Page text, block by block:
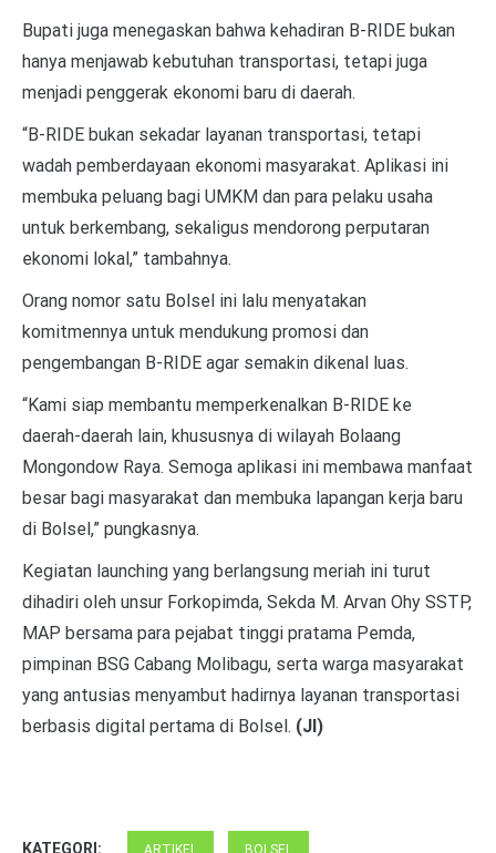
Bupati juga menegaskan bahwa kehadiran B-RIDE bukan
hanya menjawab kebutuhan transportasi, tetapi juga
menjadi penggerak ekonomi baru di daerah.
“B-RIDE bukan sekadar layanan transportasi, tetapi
wadah pemberdayaan ekonomi masyarakat. Aplikasi ini
membuka peluang bagi UMKM dan para pelaku usaha
untuk berkembang, sekaligus mendorong perputaran
ekonomi lokal,” tambahnya.
Orang nomor satu Bolsel ini lalu menyatakan
komitmennya untuk mendukung promosi dan
pengembangan B-RIDE agar semakin dikenal luas.
“Kami siap membantu memperkenalkan B-RIDE ke
daerah-daerah lain, khususnya di wilayah Bolaang
Mongondow Raya. Semoga aplikasi ini membawa manfaat
besar bagi masyarakat dan membuka lapangan kerja baru
di Bolsel,” pungkasnya.
Kegiatan launching yang berlangsung meriah ini turut
dihadiri oleh unsur Forkopimda, Sekda M. Arvan Ohy SSTP,
MAP bersama para pejabat tinggi pratama Pemda,
pimpinan BSG Cabang Molibagu, serta warga masyarakat
yang antusias menyambut hadirnya layanan transportasi
berbasis digital pertama di Bolsel. (JI)
KATEGORI: ARTIKEL BOLSEL